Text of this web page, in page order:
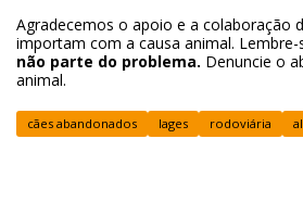
Agradecemos o apoio e a colaboração
importam com a causa animal. Lembre-
não parte do problema. Denuncie o
animal.
cães abandonados lages rodoviária